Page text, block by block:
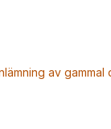
av gammal